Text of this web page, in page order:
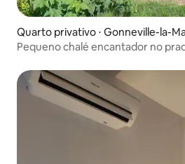
Quarto privativo ⋅ Gonneville-la-
Pequeno chalé encantador no